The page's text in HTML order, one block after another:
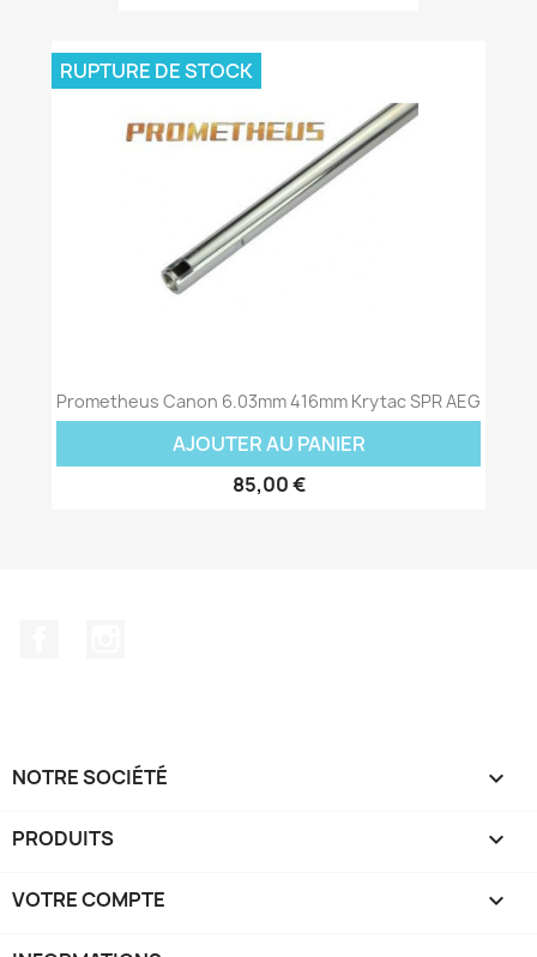
Prometheus Canon 6.03mm 416mm Krytac SPR AEG
AJOUTER AU PANIER
85,00 €
RUPTURE DE STOCK
NOTRE SOCIÉTÉ 
PRODUITS 
VOTRE COMPTE 